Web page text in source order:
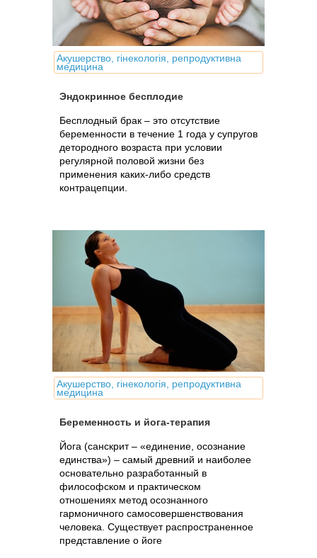
Акушерство, гінекологія, репродуктивна
медицина
Эндокринное бесплодие
Бесплодный брак – это отсутствие
беременности в течение 1 года у супругов
детородного возраста при условии
регулярной половой жизни без
применения каких-либо средств
контрацепции.
Акушерство, гінекологія, репродуктивна
медицина
Беременность и йога-терапия
Йога (санскрит – «единение, осознание
единства») – самый древний и наиболее
основательно разработанный в
философском и практическом
отношениях метод осознанного
гармоничного самосовершенствования
человека. Существует распространенное
представление о йоге